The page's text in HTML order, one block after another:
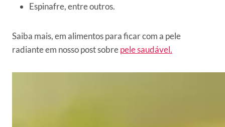
Espinafre, entre outros.
Saiba mais, em alimentos para ficar com a pele
radiante em nosso post sobrepele saudável.